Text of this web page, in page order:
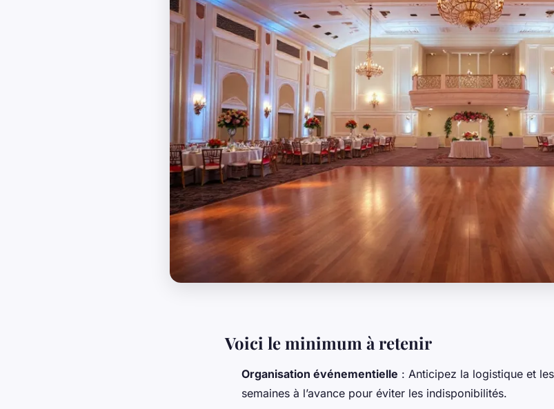
Voici le minimum à retenir
Organisation événementielle : Anticipez la logistique et
semaines à l’avance pour éviter les indisponibilités.